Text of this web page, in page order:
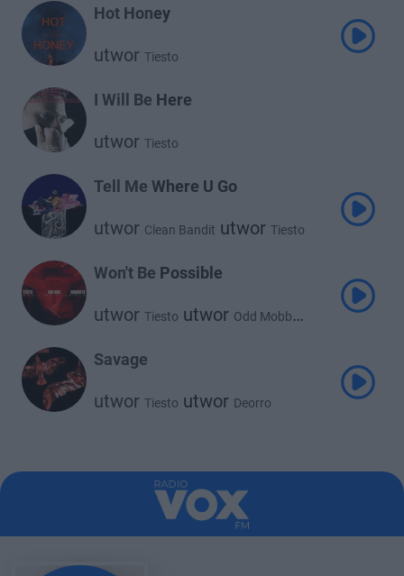
Hot Honey
utwor Tiesto
I Will Be Here
utwor Tiesto
Tell Me Where U Go
utwor Clean Bandit utwor Tiesto
Won't Be Possible
utwor Tiesto utwor Odd Mobb
Savage
utwor Tiesto utwor Deorro